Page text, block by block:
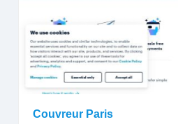
Couvreur Paris